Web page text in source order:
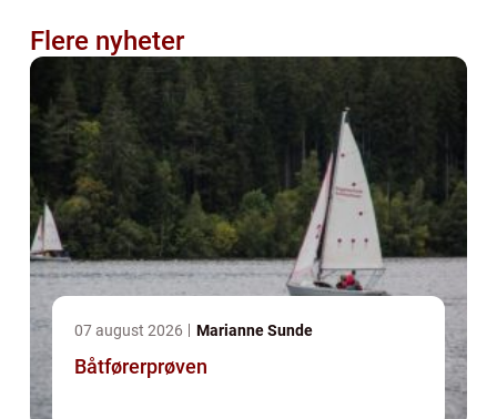
Flere nyheter
07 august 2026 Marianne Sunde
Båtførerprøven